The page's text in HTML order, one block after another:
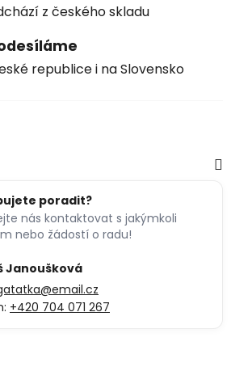
z českého skladu
republice i na Slovensko
poradit?
nás kontaktovat s jakýmkoli
nebo žádostí o radu!
Janoušková
+420 704 071 267